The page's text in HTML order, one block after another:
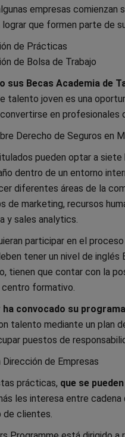
empresas comienzan
que formen parte de
de Prácticas
de Bolsa de Trabajo
sus Becas Academia de
talento joven es una
en profesionales
Derecho de Seguros en
pueden optar a siete
dentro de un entorno
diferentes áreas de la
de marketing, recursos
y sales analytics.
participar en el
tener un nivel de inglés
tienen que contar con la
centro formativo.
ha convocado su
talento mediante un plan
puestos de
de Empresas
prácticas, que se
les interesa entre
de clientes.